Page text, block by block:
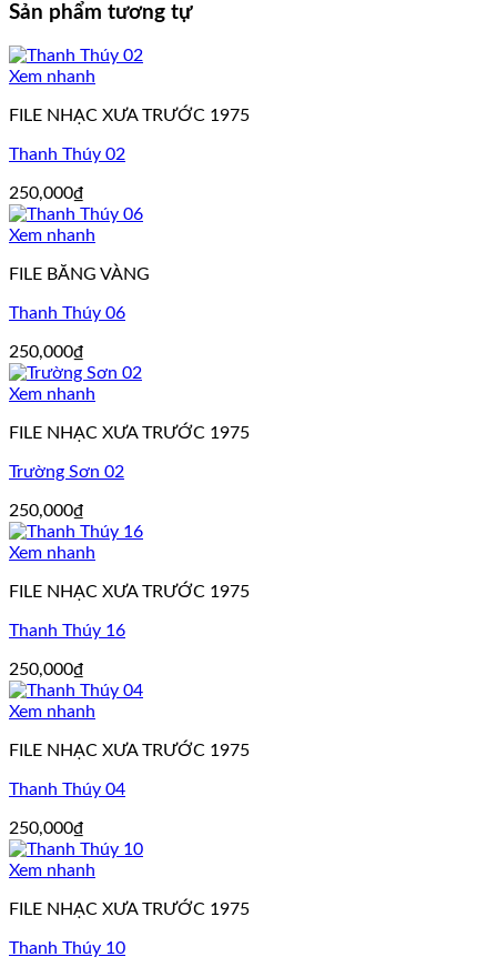
Sản phẩm tương tự
Xem nhanh
FILE NHẠC XƯA TRƯỚC 1975
Thanh Thúy 02
250,000₫
Xem nhanh
FILE BĂNG VÀNG
Thanh Thúy 06
250,000₫
Xem nhanh
FILE NHẠC XƯA TRƯỚC 1975
Trường Sơn 02
250,000₫
Xem nhanh
FILE NHẠC XƯA TRƯỚC 1975
Thanh Thúy 16
250,000₫
Xem nhanh
FILE NHẠC XƯA TRƯỚC 1975
Thanh Thúy 04
250,000₫
Xem nhanh
FILE NHẠC XƯA TRƯỚC 1975
Thanh Thúy 10